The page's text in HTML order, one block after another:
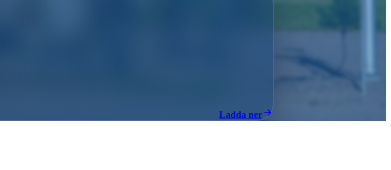
Ladda ner